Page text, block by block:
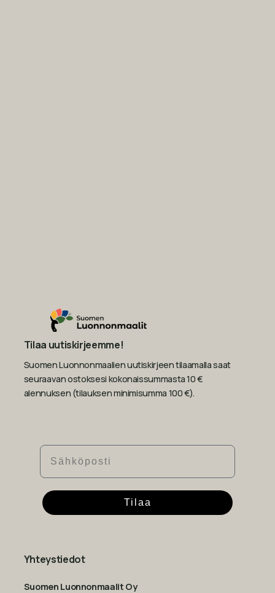
Tilaa uutiskirjeemme!
Suomen Luonnonmaalien uutiskirjeen tilaamalla saat
seuraavan ostoksesi kokonaissummasta 10 €
alennuksen (tilauksen minimisumma 100 €).
Sähköposti
Tilaa
Yhteystiedot
Suomen Luonnonmaalit Oy